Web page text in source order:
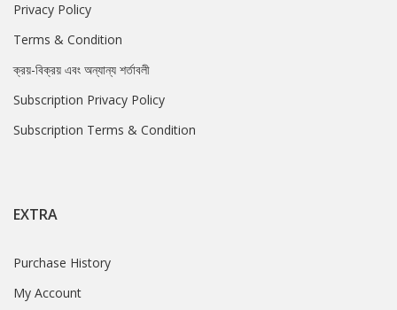
Privacy Policy
Terms & Condition
ক্রয়-বিক্রয় এবং অন্যান্য শর্তাবলী
Subscription Privacy Policy
Subscription Terms & Condition
EXTRA
Purchase History
My Account